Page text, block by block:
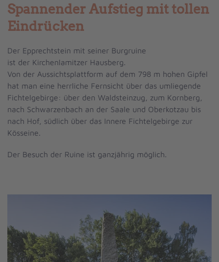
Spannender Aufstieg mit tollen
Eindrücken
Der Epprechtstein mit seiner Burgruine
ist der Kirchenlamitzer Hausberg.
Von der Aussichtsplattform auf dem 798 m hohen Gipfel
hat man eine herrliche Fernsicht über das umliegende
Fichtelgebirge: über den Waldsteinzug, zum Kornberg,
nach Schwarzenbach an der Saale und Oberkotzau bis
nach Hof, südlich über das Innere Fichtelgebirge zur
Kösseine.
Der Besuch der Ruine ist ganzjährig möglich.